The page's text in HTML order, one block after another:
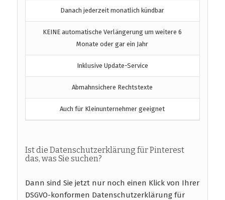
Danach jederzeit monatlich kündbar
KEINE automatische Verlängerung um weitere 6
Monate oder gar ein Jahr
Inklusive Update-Service
Abmahnsichere Rechtstexte
Auch für Kleinunternehmer geeignet
Ist die Datenschutzerklärung für Pinterest
das, was Sie suchen?
Dann sind Sie jetzt nur noch einen Klick von Ihrer
DSGVO-konformen Datenschutzerklärung für